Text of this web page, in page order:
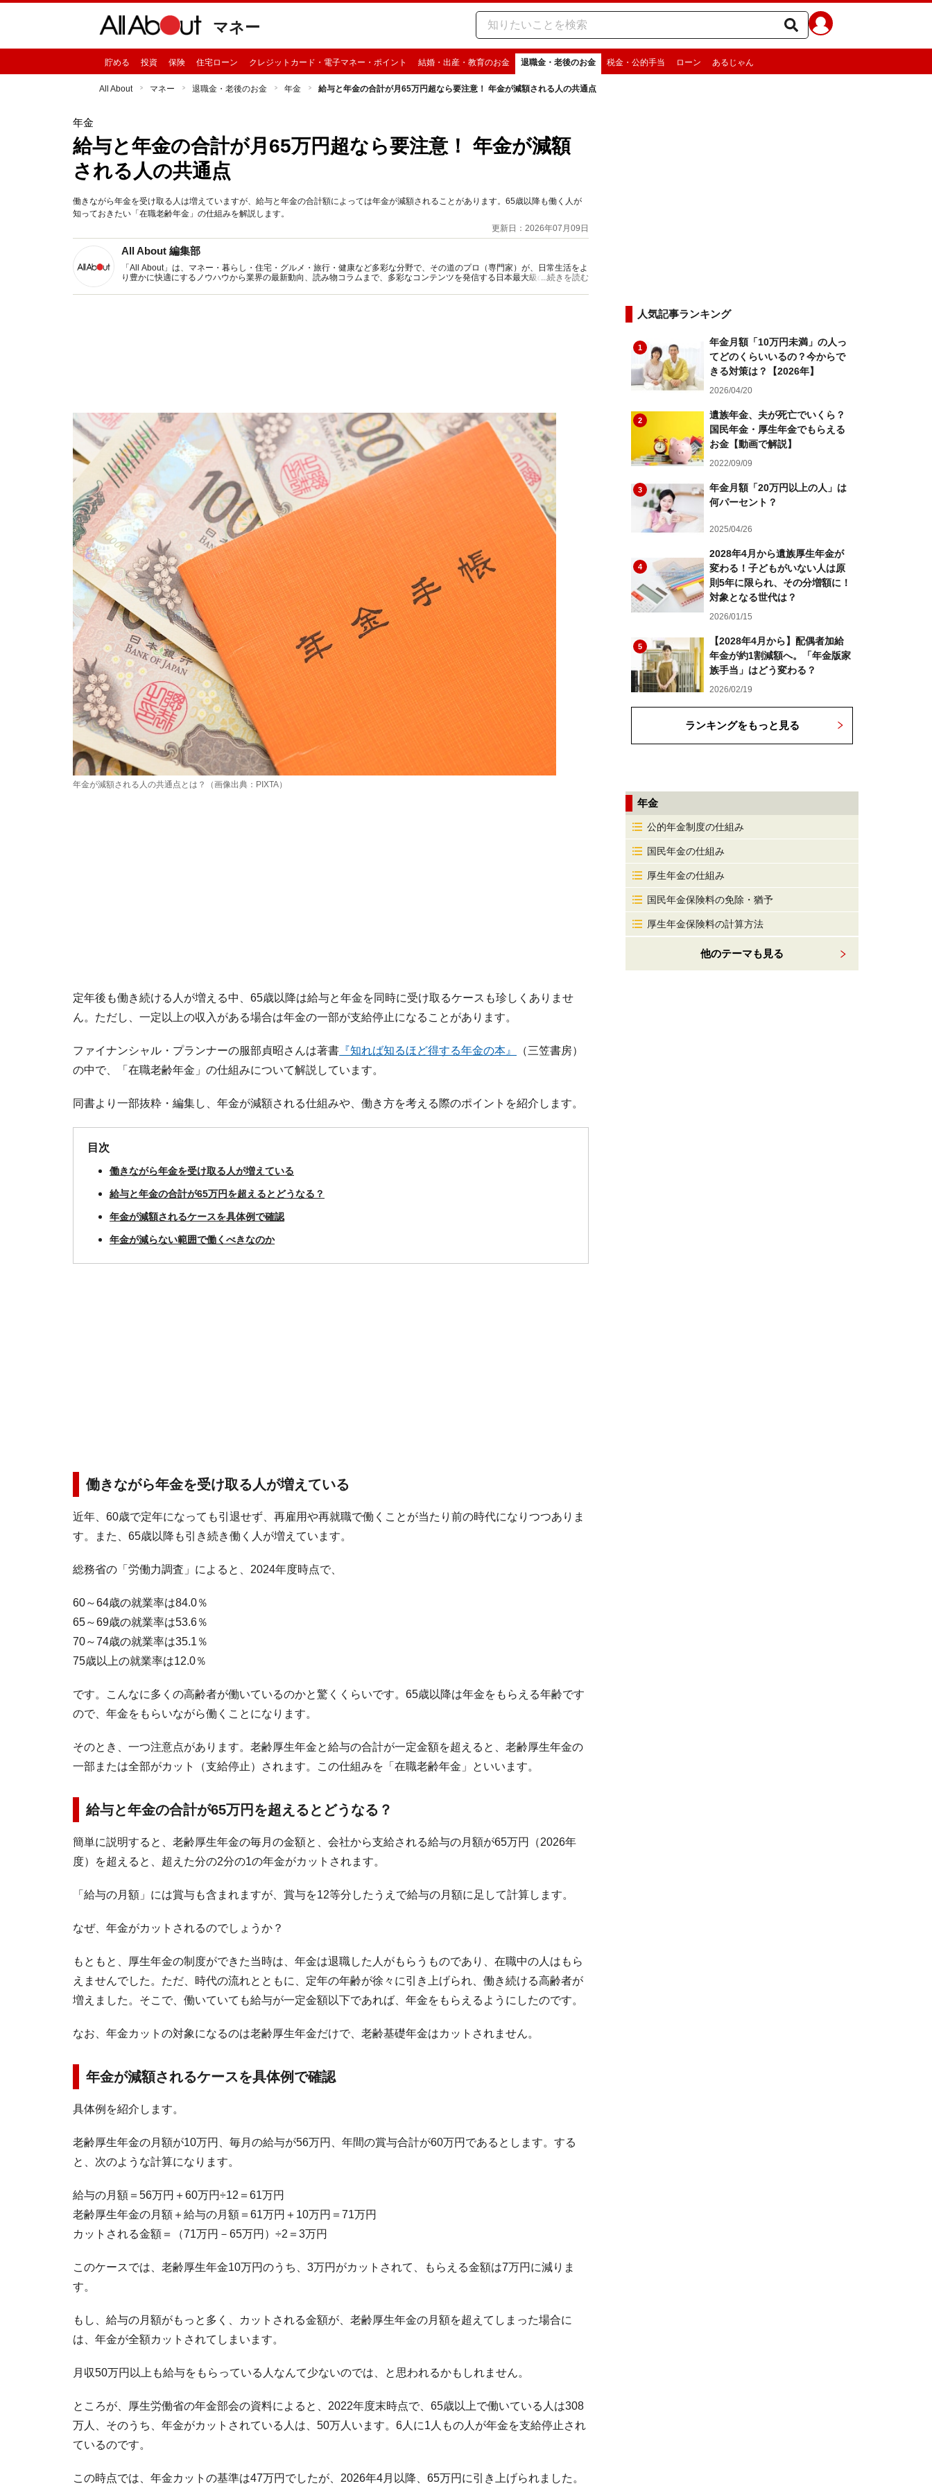
マネー
貯める 投資 保険 住宅ローン クレジットカード・電子マネー・ポイント 結婚・出産・教育のお金 退職金・老後のお金 税金・公的手当 ローン あるじゃん
All About マネー 退職金・老後のお金 年金 給与と年金の合計が月65万円超なら要注意！ 年金が減額される人の共通点
年金
給与と年金の合計が月65万円超なら要注意！ 年金が減額
される人の共通点
働きながら年金を受け取る人は増えていますが、給与と年金の合計額によっては年金が減額されることがあります。65歳以降も働く人が
知っておきたい「在職老齢年金」の仕組みを解説します。
更新日：2026年07月09日
All About 編集部
「All About」は、マネー・暮らし・住宅・グルメ・旅行・健康など多彩な分野で、その道のプロ（専門家）が、日常生活をよ
り豊かに快適にするノウハウから業界の最新動向、読み物コラムまで、多彩なコンテンツを発信する日本最大級の総合情報サ
...続きを読む
年金が減額される人の共通点とは？（画像出典：PIXTA）
定年後も働き続ける人が増える中、65歳以降は給与と年金を同時に受け取るケースも珍しくありませ
ん。ただし、一定以上の収入がある場合は年金の一部が支給停止になることがあります。
ファイナンシャル・プランナーの服部貞昭さんは著書 『知れば知るほど得する年金の本』
（三笠書房）
の中で、「在職老齢年金」の仕組みについて解説しています。
同書より一部抜粋・編集し、年金が減額される仕組みや、働き方を考える際のポイントを紹介します。
目次
働きながら年金を受け取る人が増えている
給与と年金の合計が65万円を超えるとどうなる？
年金が減額されるケースを具体例で確認
年金が減らない範囲で働くべきなのか
働きながら年金を受け取る人が増えている
近年、60歳で定年になっても引退せず、再雇用や再就職で働くことが当たり前の時代になりつつありま
す。また、65歳以降も引き続き働く人が増えています。
総務省の「労働力調査」によると、2024年度時点で、
60～64歳の就業率は84.0％
65～69歳の就業率は53.6％
70～74歳の就業率は35.1％
75歳以上の就業率は12.0％
です。こんなに多くの高齢者が働いているのかと驚くくらいです。65歳以降は年金をもらえる年齢です
ので、年金をもらいながら働くことになります。
そのとき、一つ注意点があります。老齢厚生年金と給与の合計が一定金額を超えると、老齢厚生年金の
一部または全部がカット（支給停止）されます。この仕組みを「在職老齢年金」といいます。
給与と年金の合計が65万円を超えるとどうなる？
簡単に説明すると、老齢厚生年金の毎月の金額と、会社から支給される給与の月額が65万円（2026年
度）を超えると、超えた分の2分の1の年金がカットされます。
「給与の月額」には賞与も含まれますが、賞与を12等分したうえで給与の月額に足して計算します。
なぜ、年金がカットされるのでしょうか？
もともと、厚生年金の制度ができた当時は、年金は退職した人がもらうものであり、在職中の人はもら
えませんでした。ただ、時代の流れとともに、定年の年齢が徐々に引き上げられ、働き続ける高齢者が
増えました。そこで、働いていても給与が一定金額以下であれば、年金をもらえるようにしたのです。
なお、年金カットの対象になるのは老齢厚生年金だけで、老齢基礎年金はカットされません。
年金が減額されるケースを具体例で確認
具体例を紹介します。
老齢厚生年金の月額が10万円、毎月の給与が56万円、年間の賞与合計が60万円であるとします。する
と、次のような計算になります。
給与の月額＝56万円＋60万円÷12＝61万円
老齢厚生年金の月額＋給与の月額＝61万円＋10万円＝71万円
カットされる金額＝（71万円－65万円）÷2＝3万円
このケースでは、老齢厚生年金10万円のうち、3万円がカットされて、もらえる金額は7万円に減りま
す。
もし、給与の月額がもっと多く、カットされる金額が、老齢厚生年金の月額を超えてしまった場合に
は、年金が全額カットされてしまいます。
月収50万円以上も給与をもらっている人なんて少ないのでは、と思われるかもしれません。
ところが、厚生労働省の年金部会の資料によると、2022年度末時点で、65歳以上で働いている人は308
万人、そのうち、年金がカットされている人は、50万人います。6人に1人もの人が年金を支給停止され
ているのです。
この時点では、年金カットの基準は47万円でしたが、2026年4月以降、65万円に引き上げられました。
人気記事ランキング
1
年金月額「10万円未満」の人っ
てどのくらいいるの？今からで
きる対策は？【2026年】
2026/04/20
2
遺族年金、夫が死亡でいくら？
国民年金・厚生年金でもらえる
お金【動画で解説】
2022/09/09
3
年金月額「20万円以上の人」は
何パーセント？
2025/04/26
4
2028年4月から遺族厚生年金が
変わる！子どもがいない人は原
則5年に限られ、その分増額に！
対象となる世代は？
2026/01/15
5
【2028年4月から】配偶者加給
年金が約1割減額へ。「年金版家
族手当」はどう変わる？
2026/02/19
ランキングをもっと見る
年金
公的年金制度の仕組み
国民年金の仕組み
厚生年金の仕組み
国民年金保険料の免除・猶予
厚生年金保険料の計算方法
他のテーマも見る